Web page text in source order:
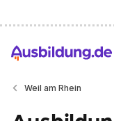
Weil am Rhein